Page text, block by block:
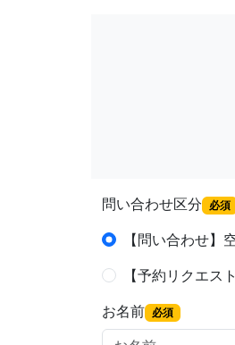
問い合わせ区分 必須
【問い合わせ】
【予約リクエ
お名前 必須